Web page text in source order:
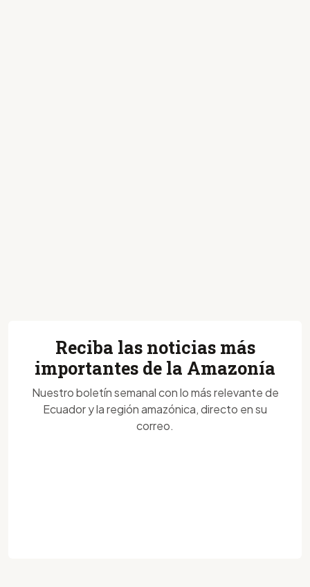
Reciba las noticias más
importantes de la Amazonía
Nuestro boletín semanal con lo más relevante de
Ecuador y la región amazónica, directo en su
correo.